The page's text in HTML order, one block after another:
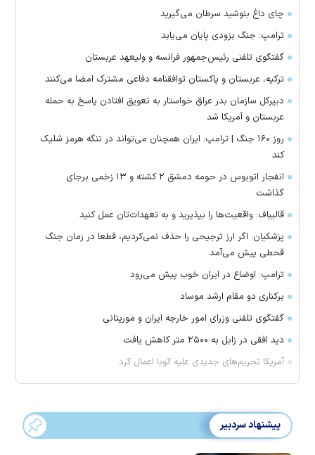
چای داغ بنوشید سرطان می‌گیرید
ترامپ: جنگ بزودی پایان می‌یابد
گفتگوی تلفنی رئیس‌جمهور فرانسه و ولیعهد عربستان
ترکیه، عربستان و پاکستان توافقنامه دفاعی مشترک امضا می‌کنند
دبیرکل سازمان بدر عراق خواستار به تعویق افتادن پاسخ به حمله
عربستان و آمریکا شد
روز ۱۶۰ جنگ | ترامپ: ایران همچنان می‌تواند در تنگه هرمز شلیک
کند
انفجار اتوبوس در حومه دمشق ۲ کشته و ۱۳ زخمی برجای
گذاشت
قالیباف: واقعیت‌ها را بپذیرید و به تعهدات‌تان عمل کنید
پزشکیان: اگر ارز ترجیحی را حذف نمی‌کردیم، قطعا در زمان جنگ
قحطی پیش می‌آمد
ترامپ: اوضاع در ایران خوب پیش می‌رود
برکناری دو مقام ارشد موساد
گفتگوی تلفنی وزرای امور خارجه ایران و موریتانی
دید افقی در زابل به ۲۵۰۰ متر کاهش یافت
آمریکا تحریم‌های جدیدی علیه کوبا اعمال کرد
پیشنهاد سردبیر